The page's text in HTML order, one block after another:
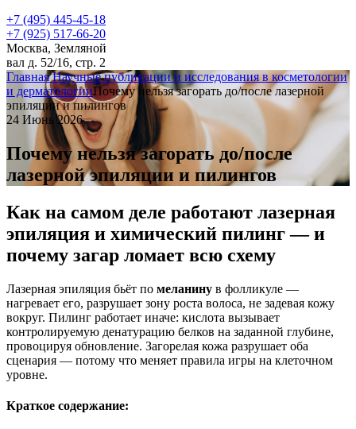
+7 (495) 445-45-18
+7 (925) 517-66-20
Москва, Земляной
вал д. 52/16, стр. 2
ГлавнаяНаучные публикации и исследования в косметологии
и дерматологииПочему нельзя загорать до/после лазерной
эпиляции и пилингов
24 Июнь 2026
Почему нельзя загорать до/после
лазерной эпиляции и пилингов
Как на самом деле работают лазерная
эпиляция и химический пилинг — и
почему загар ломает всю схему
Лазерная эпиляция бьёт по меланину в фолликуле —
нагревает его, разрушает зону роста волоса, не задевая кожу
вокруг. Пилинг работает иначе: кислота вызывает
контролируемую денатурацию белков на заданной глубине,
провоцируя обновление. Загорелая кожа разрушает оба
сценария — потому что меняет правила игры на клеточном
уровне.
Краткое содержание: